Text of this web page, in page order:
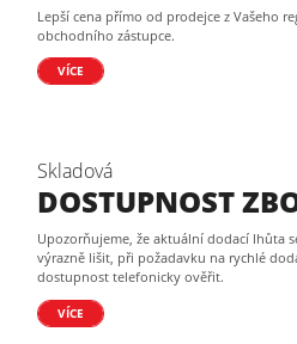
Lepší cena přímo od prodejce z Vašeho
obchodního zástupce.
VÍCE
Skladová
DOSTUPNOST
Upozorňujeme, že aktuální dodací lhůta
výrazně lišit, při požadavku na rychlé
dostupnost telefonicky ověřit.
VÍCE